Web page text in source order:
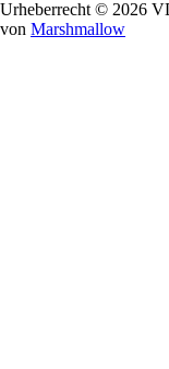
Urheberrecht © 2026
von Marshmallow